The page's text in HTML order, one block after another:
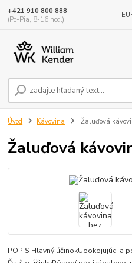
+421 910 800 888
(Po-Pia, 8-16 hod.)
Úvod Kávovina Žaluďová
Žaluďová
POPIS Hlavný účinokUpokojujúci a